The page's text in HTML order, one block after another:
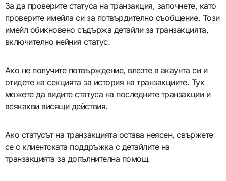
За да проверите статуса на транзакция, започнете, като
проверите имейла си за потвърдително съобщение. Този
имейл обикновено съдържа детайли за транзакцията,
включително нейния статус.
Ако не получите потвърждение, влезте в акаунта си и
отидете на секцията за история на транзакциите. Тук
можете да видите статуса на последните транзакции и
всякакви висящи действия.
Ако статусът на транзакцията остава неясен, свържете
се с клиентската поддръжка с детайлите на
транзакцията за допълнителна помощ.